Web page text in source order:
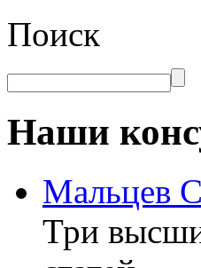
Поиск
Наши
Мальцев
Три